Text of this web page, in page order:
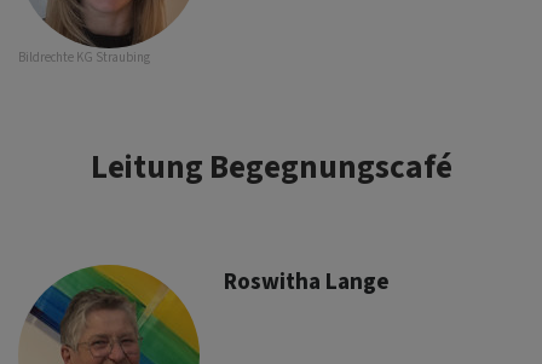
Bildrechte KG Straubing
Leitung Begegnungscafé
Roswitha Lange